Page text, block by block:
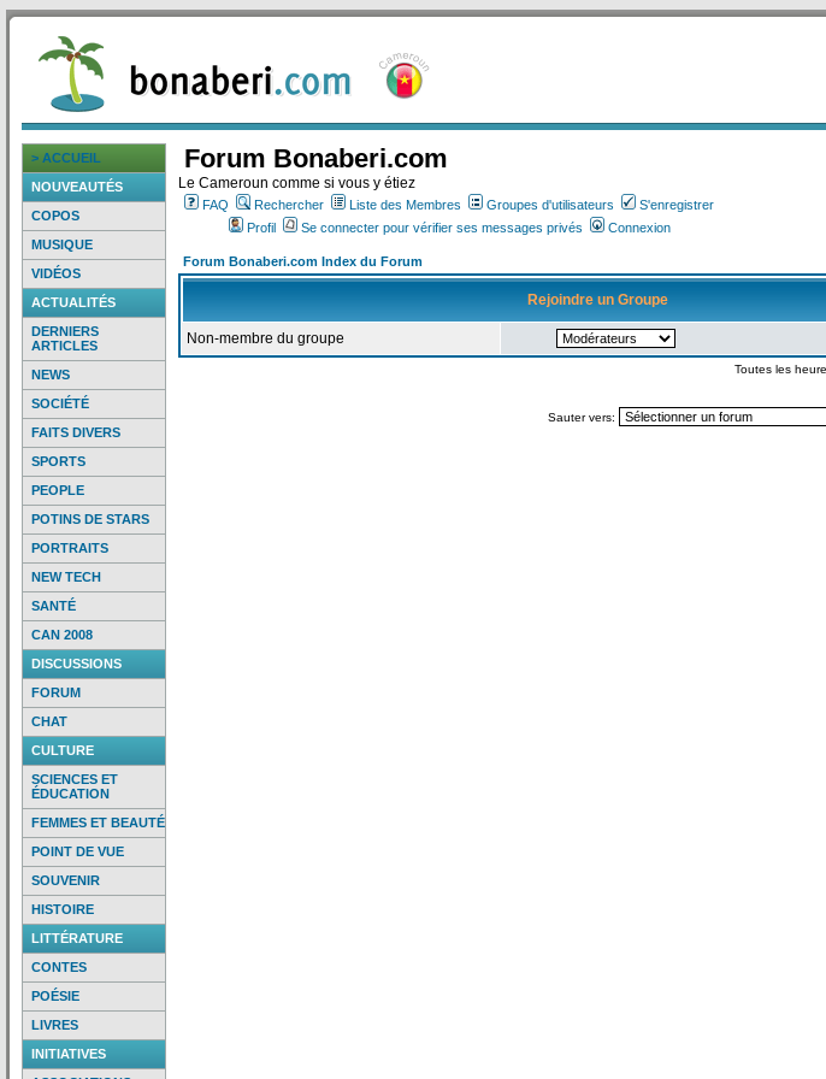
> ACCUEIL
NOUVEAUTÉS
COPOS
MUSIQUE
VIDÉOS
ACTUALITÉS
DERNIERS
ARTICLES
NEWS
SOCIÉTÉ
FAITS DIVERS
SPORTS
PEOPLE
POTINS DE STARS
PORTRAITS
NEW TECH
SANTÉ
CAN 2008
DISCUSSIONS
FORUM
CHAT
CULTURE
SCIENCES ET
ÉDUCATION
FEMMES ET BEAUTÉ
POINT DE VUE
SOUVENIR
HISTOIRE
LITTÉRATURE
CONTES
POÉSIE
LIVRES
INITIATIVES
Forum Bonaberi.com
Le Cameroun comme si vous y étiez
FAQ Rechercher Liste des Membres Groupes d'utilisateurs
S'enregistrer
Profil
Se connecter pour vérifier ses messages privés Connexion
Forum Bonaberi.com Index du Forum
Rejoindre un Groupe
Non-membre du groupe
Toutes les
Sauter vers: